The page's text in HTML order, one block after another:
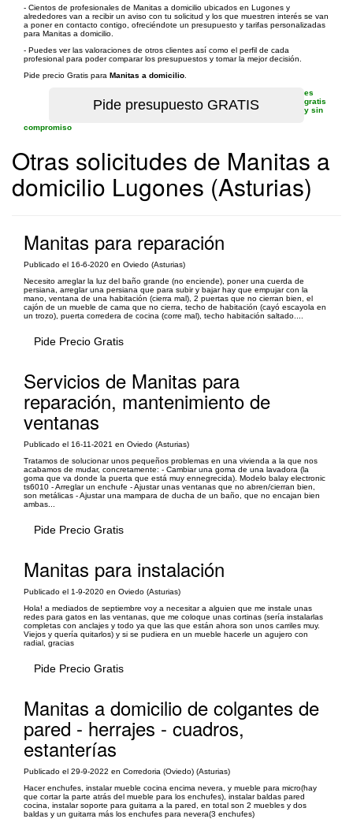
- Cientos de profesionales de Manitas a domicilio ubicados en Lugones y
alrededores van a recibir un aviso con tu solicitud y los que muestren interés se van
a poner en contacto contigo, ofreciéndote un presupuesto y tarifas personalizadas
para Manitas a domicilio.
- Puedes ver las valoraciones de otros clientes así como el perfil de cada
profesional para poder comparar los presupuestos y tomar la mejor decisión.
Pide precio Gratis para Manitas a domicilio
es
gratis
y sin
compromiso
Otras solicitudes de Manitas a
domicilio Lugones (Asturias)
Manitas para reparación
Publicado el 16-6-2020 en Oviedo (Asturias)
Necesito arreglar la luz del baño grande (no enciende), poner una cuerda de
persiana, arreglar una persiana que para subir y bajar hay que empujar con la
mano, ventana de una habitación (cierra mal), 2 puertas que no cierran bien, el
cajón de un mueble de cama que no cierra, techo de habitación (cayó escayola en
un trozo), puerta corredera de cocina (corre mal), techo habitación saltado....
Pide Precio Gratis
Servicios de Manitas para
reparación, mantenimiento de
ventanas
Publicado el 16-11-2021 en Oviedo (Asturias)
Tratamos de solucionar unos pequeños problemas en una vivienda a la que nos
acabamos de mudar, concretamente: - Cambiar una goma de una lavadora (la
goma que va donde la puerta que está muy ennegrecida). Modelo balay electronic
ts6010 - Arreglar un enchufe - Ajustar unas ventanas que no abren/cierran bien,
son metálicas - Ajustar una mampara de ducha de un baño, que no encajan bien
ambas...
Pide Precio Gratis
Manitas para instalación
Publicado el 1-9-2020 en Oviedo (Asturias)
Hola! a mediados de septiembre voy a necesitar a alguien que me instale unas
redes para gatos en las ventanas, que me coloque unas cortinas (sería instalarlas
completas con anclajes y todo ya que las que están ahora son unos carriles muy.
Viejos y quería quitarlos) y si se pudiera en un mueble hacerle un agujero con
radial, gracias
Pide Precio Gratis
Manitas a domicilio de colgantes de
pared - herrajes - cuadros,
estanterías
Publicado el 29-9-2022 en Corredoria (Oviedo) (Asturias)
Hacer enchufes, instalar mueble cocina encima nevera, y mueble para micro(hay
que cortar la parte atrás del mueble para los enchufes), instalar baldas pared
cocina, instalar soporte para guitarra a la pared, en total son 2 muebles y dos
baldas y un guitarra más los enchufes para nevera(3 enchufes)